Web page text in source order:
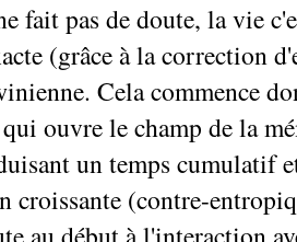
fait pas de doute, la vie
(grâce à la correction
Cela commence
ouvre le champ de la
un temps cumulatif
croissante (contre-